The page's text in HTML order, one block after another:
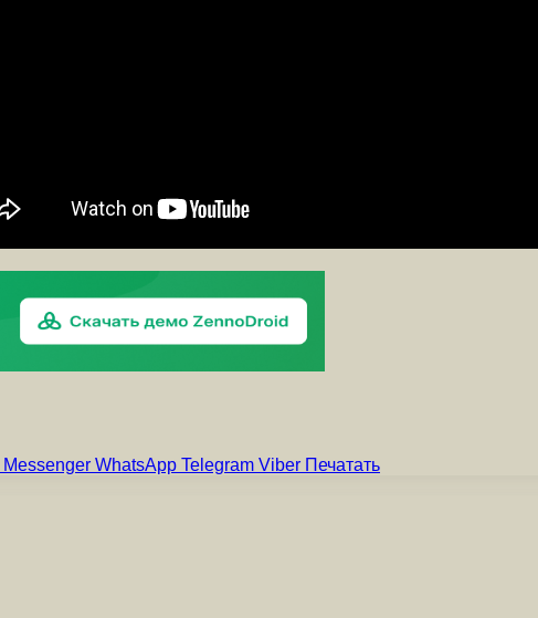
Messenger WhatsApp Telegram Viber Печатать